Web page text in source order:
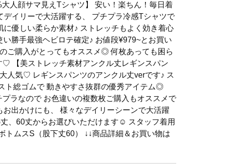
大人顔サマ見えTシャツ】 安い！楽ちん！毎日着
デイリーで大活躍する、 プチプラ冷感Tシャツで
優しい柔らか素材♪ ストレッチもよく効き着心
い勝手最強ヘビロテ確定♪ お値段¥979~とお買い
ご購入がとってもオススメ◎ 何枚あっても困ら
♡ 【美ストレッチ素材アンクル丈レギンスパン
人気♡ レギンスパンツのアンクル丈verです♪ ス
ト総ゴムで 動きやすさ抜群の優秀アイテム◎
ラなので お色違いの複数枚ご購入もオススメで
お出かけにも、 様々なデイリーシーンで大活躍
、60丈からお選びいただけます☺︎︎ スタッフ着用
トムスS（股下丈60） ↓↓商品詳細＆お買い物は